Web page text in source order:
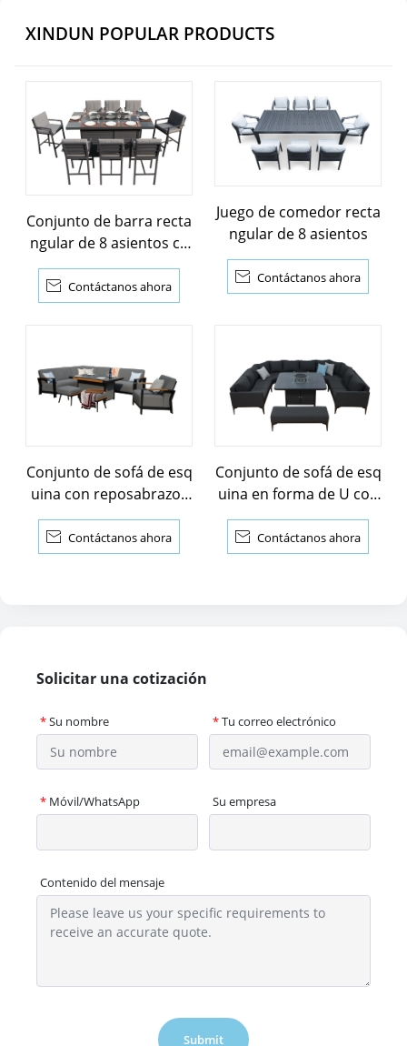
XINDUN POPULAR PRODUCTS
Conjunto de barra recta
ngular de 8 asientos co
n mesa de pozo de fueg
o
 Contáctanos ahora
Juego de comedor recta
ngular de 8 asientos
 Contáctanos ahora
Conjunto de sofá de esq
uina con reposabrazos
de teca
 Contáctanos ahora
Conjunto de sofá de esq
uina en forma de U con
mesa de pozo de fuego
 Contáctanos ahora
Solicitar una cotización
*Su nombre *Tu correo electrónico
* Móvil/WhatsApp Su empresa
Contenido del mensaje
Submit